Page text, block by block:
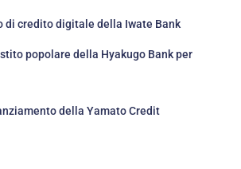
di credito digitale della Iwate Bank
popolare della Hyakugo Bank per
della Yamato Credit